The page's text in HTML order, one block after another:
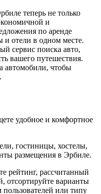
теперь не только
и
по аренде
и отели в одном месте.
сервис поиска авто,
вашего путешествия.
автомобили, чтобы
удобное и комфортное
гостиницы, хостелы,
размещения в Эрбиле.
рейтинг, рассчитанный
отсортируйте варианты
пользователей или типу